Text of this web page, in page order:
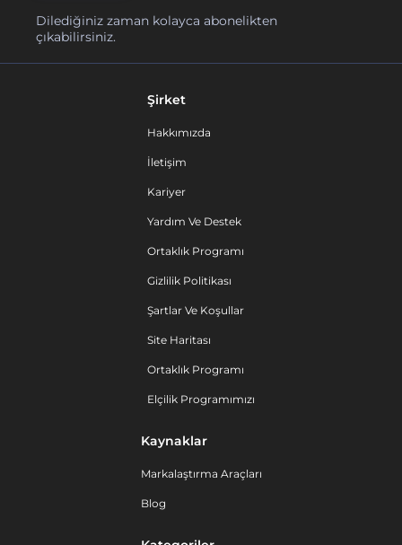
Dilediğiniz zaman kolayca abonelikten
çıkabilirsiniz.
Şirket
Hakkımızda
İletişim
Kariyer
Yardım Ve Destek
Ortaklık Programı
Gizlilik Politikası
Şartlar Ve Koşullar
Site Haritası
Ortaklık Programı
Elçilik Programımızı
Kaynaklar
Markalaştırma Araçları
Blog